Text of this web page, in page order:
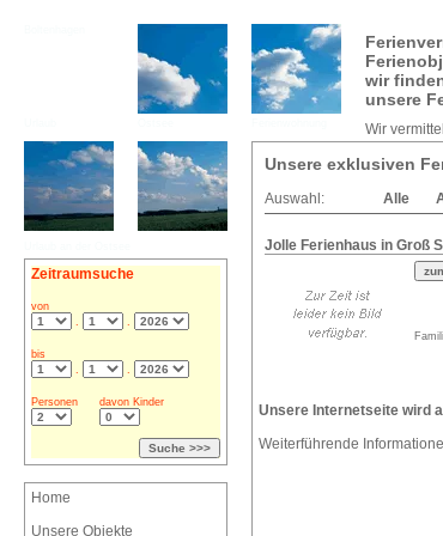
wir
unsere
Wir
Unsere exklusiven
Auswahl: Alle
Jolle Ferienhaus in Groß
Unsere Internetseite wird
Weiterführende
Zeitraumsuche
von
.
.
bis
.
.
Personen davon Kinder
Home
Unsere Objekte